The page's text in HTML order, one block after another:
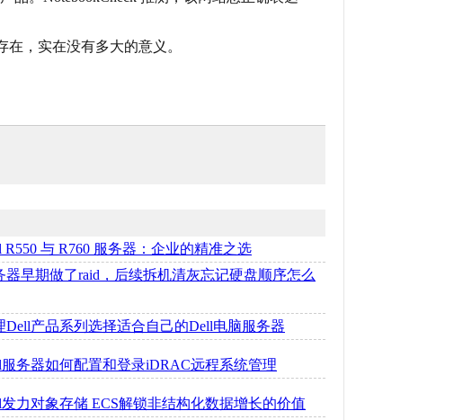
，实在没有多大的意义。
R550 与 R760 服务器：企业的精准之选
器早期做了raid，后续拆机清灰忘记硬盘顺序怎么
Dell产品系列选择适合自己的Dell电脑服务器
务器如何配置和登录iDRAC远程系统管理
力对象存储 ECS解锁非结构化数据增长的价值